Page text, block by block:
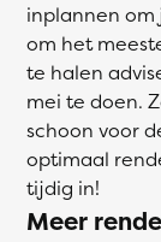
inplannen
om het
te halen
mei te doen.
schoon voor
optimaal
tijdig in!
Meer